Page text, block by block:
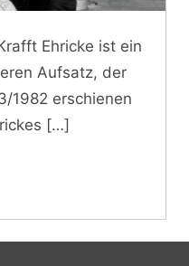
Ehricke ist ein
Aufsatz, der
1982 erschienen